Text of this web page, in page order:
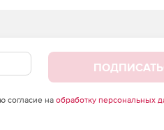
согласие на обработку персональных